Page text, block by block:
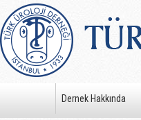
Dernek Hakkında